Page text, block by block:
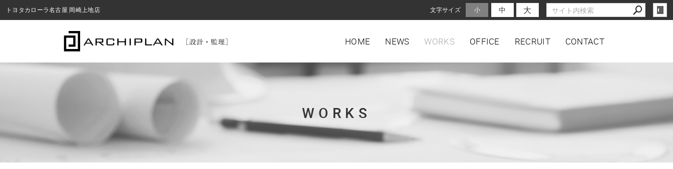
トヨタカローラ名古屋 岡崎上地店 文字サイズ 小 中 大
HOME NEWS WORKS OFFICE RECRUIT CONTACT
WORKS